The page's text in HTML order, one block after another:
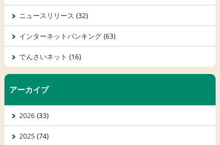
ニュースリリース (32)
インターネットバンキング(63)
でんさいネット (16)
アーカイブ
2026(33)
2025(74)